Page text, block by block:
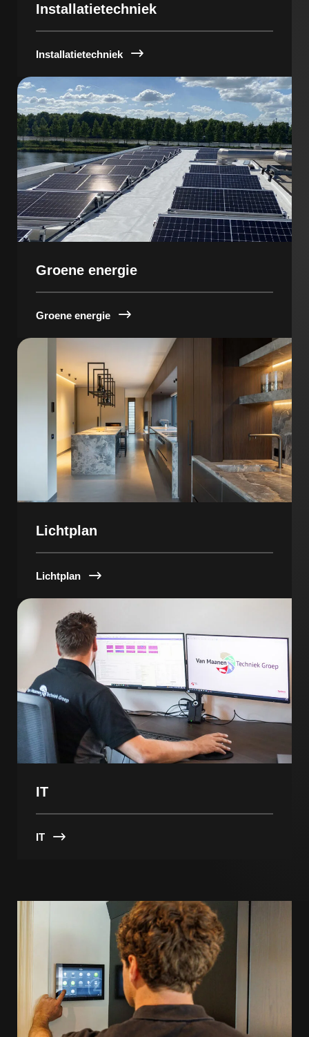
Installatietechniek
Installatietechniek
Groene energie
Groene energie
Lichtplan
Lichtplan
IT
IT